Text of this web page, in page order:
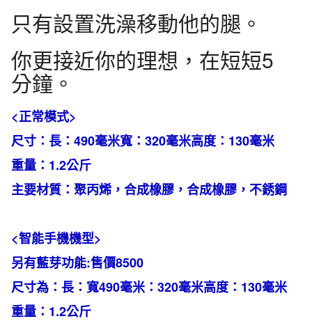
只有設置洗澡移動他的腿。
你更接近你的理想，在短短5
分鐘。
<正常模式>
尺寸：長：490毫米寬：320毫米高度：130毫米
重量：1.2公斤
主要材質：聚丙烯，合成橡膠，合成橡膠，不銹鋼
<智能手機機型>
另有藍芽功能:售價8500
尺寸為：長：寬490毫米：320毫米高度：130毫米
重量：1.2公斤